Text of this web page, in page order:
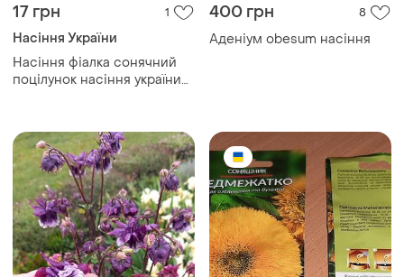
17 грн 1
Насіння України
Насіння фіалка сонячний
поцілунок насіння україни
400 грн 8
Аденіум obesum насіння